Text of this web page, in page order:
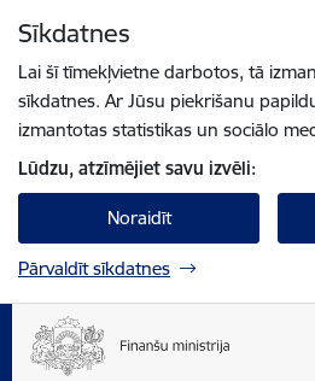
Sīkdatnes
Lai šī tīmekļvietne darbotos, tā
sīkdatnes. Ar Jūsu piekrišanu
izmantotas statistikas un sociālo
Lūdzu, atzīmējiet savu izvēli:
Noraidīt
Pārvaldīt sīkdatnes